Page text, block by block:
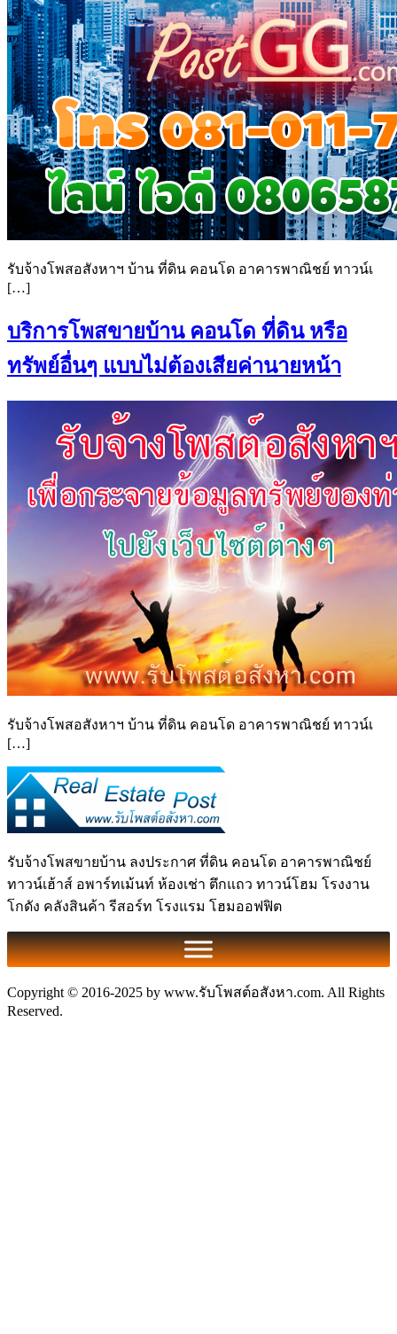
รับจ้างโพสอสังหาฯ บ้าน ที่ดิน คอนโด อาคารพาณิชย์ ทาวน์เ
[…]
บริการโพสขายบ้าน คอนโด ที่ดิน หรือ
ทรัพย์อื่นๆ แบบไม่ต้องเสียค่านายหน้า
รับจ้างโพสอสังหาฯ บ้าน ที่ดิน คอนโด อาคารพาณิชย์ ทาวน์เ
[…]
รับจ้างโพสขายบ้าน ลงประกาศ ที่ดิน คอนโด อาคารพาณิชย์
ทาวน์เฮ้าส์ อพาร์ทเม้นท์ ห้องเช่า ตึกแถว ทาวน์โฮม โรงงาน
โกดัง คลังสินค้า รีสอร์ท โรงแรม โฮมออฟฟิต
Copyright © 2016-2025 by www.รับโพสต์อสังหา.com. All Rights
Reserved.